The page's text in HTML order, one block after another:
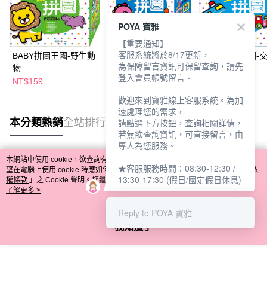
BABY拼圖王國-野生動
物
NT$159
BABY拼圖王國-海洋動
NT$159
BABY拼圖王國-
具
本分類熱銷全站排行
熱門標籤
本網站中使用 cookie，欲查詢有關本網站使用 cookie 方式之詳情，及若您不希
望在電腦上使用 cookie 時應如何變更電腦的 cookie 設定，請參閱本網站「
隱私
權條款 」之 Cookie 聲明。您繼續使用本網站即表示您同意本公司得按本網站使
用條款之 Cookie 聲明使用 cookie。
了解更多 >
我知道了
POYA 寶雅
【重要通知】
客服系統將於8/17更新，
為保障留言資訊可保留查詢，請先
登入會員帳號留言。
歡迎來到寶雅線上客服系統。為加
速處理您的需求，
請點選下方按鈕，查詢相關詳情，
若無欲查詢資訊，可直接留言，由
專人為您服務。
★客服服務時間：08:30-12:30 /
13:30-17:30 (假日/國定假日休息)
Reply to POYA 寶雅